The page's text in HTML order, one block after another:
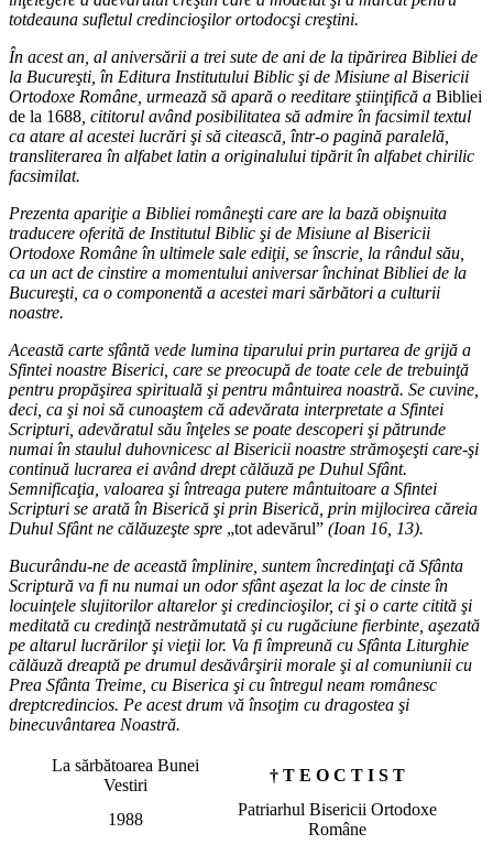
totdeauna sufletul credincioşilor ortodocşi creştini.
În acest an, al aniversării a trei sute de ani de la tipărirea Bibliei de
la Bucureşti, în Editura Institutului Biblic şi de Misiune al Bisericii
Ortodoxe Române, urmează să apară o reeditare ştiinţifică a Bibliei
de la 1688 , cititorul având posibilitatea să admire în facsimil textul
ca atare al acestei lucrări şi să citească, într-o pagină paralelă,
transliterarea în alfabet latin a originalului tipărit în alfabet chirilic
facsimilat.
Prezenta apariţie a Bibliei româneşti care are la bază obişnuita
traducere oferită de Institutul Biblic şi de Misiune al Bisericii
Ortodoxe Române în ultimele sale ediţii, se înscrie, la rândul său,
ca un act de cinstire a momentului aniversar închinat Bibliei de la
Bucureşti, ca o componentă a acestei mari sărbători a culturii
noastre.
Această carte sfântă vede lumina tiparului prin purtarea de grijă a
Sfintei noastre Biserici, care se preocupă de toate cele de trebuinţă
pentru propăşirea spirituală şi pentru mântuirea noastră. Se cuvine,
deci, ca şi noi să cunoaştem că adevărata interpretate a Sfintei
Scripturi, adevăratul său înţeles se poate descoperi şi pătrunde
numai în staulul duhovnicesc al Bisericii noastre strămoşeşti care-şi
continuă lucrarea ei având drept călăuză pe Duhul Sfânt.
Semnificaţia, valoarea şi întreaga putere mântuitoare a Sfintei
Scripturi se arată în Biserică şi prin Biserică, prin mijlocirea căreia
Duhul Sfânt ne călăuzeşte spre „tot adevărul” (Ioan 16, 13).
Bucurându-ne de această împlinire, suntem încredinţaţi că Sfânta
Scriptură va fi nu numai un odor sfânt aşezat la loc de cinste în
locuinţele slujitorilor altarelor şi credincioşilor, ci şi o carte citită şi
meditată cu credinţă nestrămutată şi cu rugăciune fierbinte, aşezată
pe altarul lucrărilor şi vieţii lor. Va fi împreună cu Sfânta Liturghie
călăuză dreaptă pe drumul desăvârşirii morale şi al comuniunii cu
Prea Sfânta Treime, cu Biserica şi cu întregul neam românesc
dreptcredincios. Pe acest drum vă însoţim cu dragostea şi
binecuvântarea Noastră.
La sărbătoarea Bunei
Vestiri
† T E O C T I S T
1988
Patriarhul Bisericii Ortodoxe
Române